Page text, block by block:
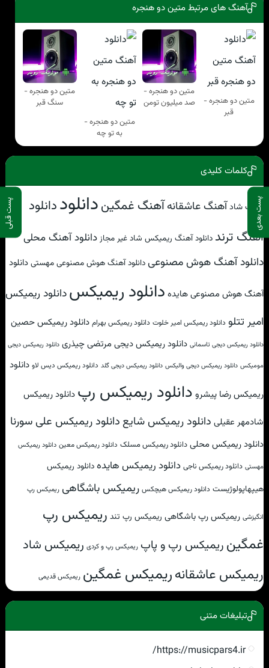
پست بعدی پست قبلی
آهنگ های مرتبط متین دو هنجره
متین دو هنجره -
قبر
متین دو هنجره -
صد میلیون تومن
متین دو هنجره -
به تو چه
متین دو هنجره -
سنگ قبر
کلمات کلیدی
آهنگ شادآهنگ عاشقانهآهنگ غمگیندانلوددانلود
آهنگ ترند دانلود آهنگ ریمیکس شاد غیر مجاز دانلود آهنگ محلی
دانلود آهنگ هوش مصنوعیدانلود آهنگ هوش مصنوعی مهستیدانلود
آهنگ هوش مصنوعی هایده دانلود ریمیکسدانلود ریمیکس
امیر تتلو دانلود ریمیکس امیر خلوت دانلود ریمیکس بهرام دانلود ریمیکس حصین
دانلود ریمیکس دیجی تاسمانی دانلود ریمیکس دیجی مرتضی چیذری دانلود ریمیکس دیجی
مومیکس دانلود ریمیکس دیجی والیکس دانلود ریمیکس دیجی گلد دانلود ریمیکس دیس لاو دانلود
ریمیکس رضا پیشرو دانلود ریمیکس رپ دانلود ریمیکس
شادمهر عقیلی دانلود ریمیکس شایع دانلود ریمیکس علی سورنا
دانلود ریمیکس محلی دانلود ریمیکس مسلک دانلود ریمیکس معین دانلود ریمیکس
مهستی دانلود ریمیکس ناجی دانلود ریمیکس هایدهدانلود ریمیکس
هیپهاپولوژیست دانلود ریمیکس هیچکس ریمیکس باشگاهی ریمیکس رپ
انگیزشی ریمیکس رپ باشگاهی ریمیکس رپ تند ریمیکس رپ
غمگین ریمیکس رپ و پاپ ریمیکس رپ و کردی ریمیکس شاد
ریمیکس عاشقانهریمیکس غمگین ریمیکس قدیمی
تبلیغات متنی
https://musicpars4.ir/